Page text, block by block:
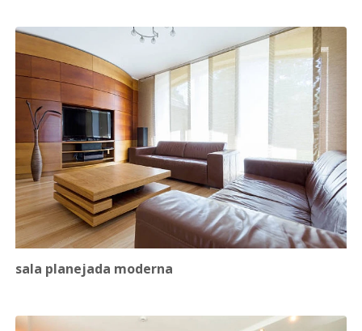
sala planejada moderna